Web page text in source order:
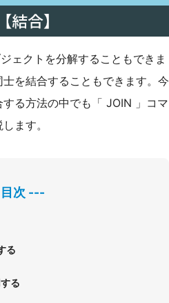
ェクトを分解することもできま
を結合することもできます。今
る方法の中でも「 JOIN 」コマ
ます。
る
る